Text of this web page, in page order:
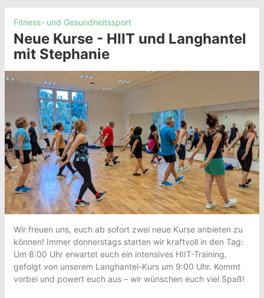
Fitness- und Gesundheitssport
Neue Kurse - HIIT und Langhantel
mit Stephanie
Wir freuen uns, euch ab sofort zwei neue Kurse anbieten zu
können! Immer donnerstags starten wir kraftvoll in den Tag:
Um 8:00 Uhr erwartet euch ein intensives HIIT-Training,
gefolgt von unserem Langhantel-Kurs um 9:00 Uhr. Kommt
vorbei und powert euch aus – wir wünschen euch viel Spaß!